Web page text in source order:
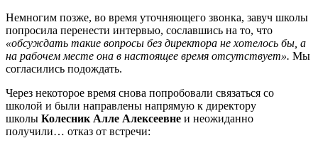
Немногим позже, во время уточняющего звонка, завуч школы
попросила перенести интервью, сославшись на то, что
«обсуждать такие вопросы без директора не хотелось бы, а
на рабочем месте она в настоящее время отсутствует». Мы
согласились подождать.
Через некоторое время снова попробовали связаться со
школой и были направлены напрямую к директору
школы Колесник Алле Алексеевне и неожиданно
получили… отказ от встречи: